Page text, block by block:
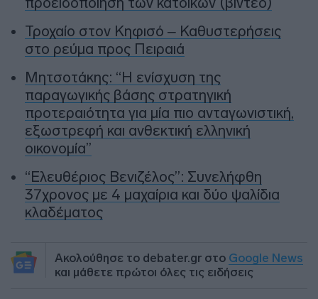
Τροχαίο στον Κηφισό – Καθυστερήσεις
στο ρεύμα προς Πειραιά
Μητσοτάκης: “Η ενίσχυση της
παραγωγικής βάσης στρατηγική
προτεραιότητα για μία πιο ανταγωνιστική,
εξωστρεφή και ανθεκτική ελληνική
οικονομία”
“Ελευθέριος Βενιζέλος”: Συνελήφθη
37χρονος με 4 μαχαίρια και δύο ψαλίδια
κλαδέματος
Ακολούθησε το debater.gr στο Google News
και μάθετε πρώτοι όλες τις ειδήσεις